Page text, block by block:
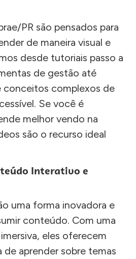
PR são pensados para
de maneira visual e
desde tutoriais passo a
de gestão até
conceitos complexos de
Se você é
melhor vendo na
são o recurso ideal
Interativo e
uma forma inovadora e
conteúdo. Com uma
eles oferecem
de aprender sobre temas